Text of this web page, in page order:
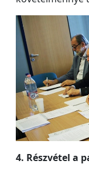
4. Részvétel a